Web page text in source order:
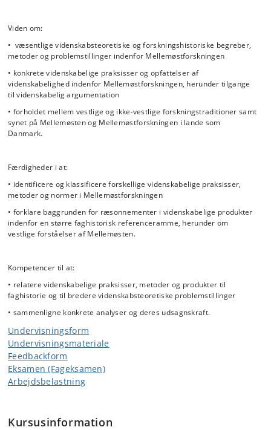
repræsenterer forskellige faser af og tilgange til studiet af
Mellemøsten. Formålet er at ”afmystificerer” akademiske tekster så
de studerende ikke blot kan læse og forstå dem, men også kan sætte
Viden om:
• væsentlige videnskabsteoretiske og forskningshistoriske begreber,
metoder og problemstillinger indenfor Mellemøstforskningen
• konkrete videnskabelige praksisser og opfattelser af
videnskabelighed indenfor Mellemøstforskningen, herunder tilgange
til videnskabelig argumentation
• forholdet mellem vestlige og ikke-vestlige forskningstraditioner samt
synet på Mellemøsten og Mellemøstforskningen i lande som
Danmark.
Færdigheder i at:
• identificere og klassificere forskellige videnskabelige praksisser,
metoder og normer i Mellemøstforskningen
• forklare baggrunden for ræsonnementer i videnskabelige produkter
indenfor en større faghistorisk referenceramme, herunder om
vestlige forståelser af Mellemøsten.
Kompetencer til at:
• relatere videnskabelige praksisser, metoder og produkter til
faghistorie og til bredere videnskabsteoretiske problemstillinger
• sammenligne konkrete analyser og deres udsagnskraft.
Undervisningsform
Undervisningsmateriale
Feedbackform
Eksamen (Fageksamen)
Arbejdsbelastning
Kursusinformation